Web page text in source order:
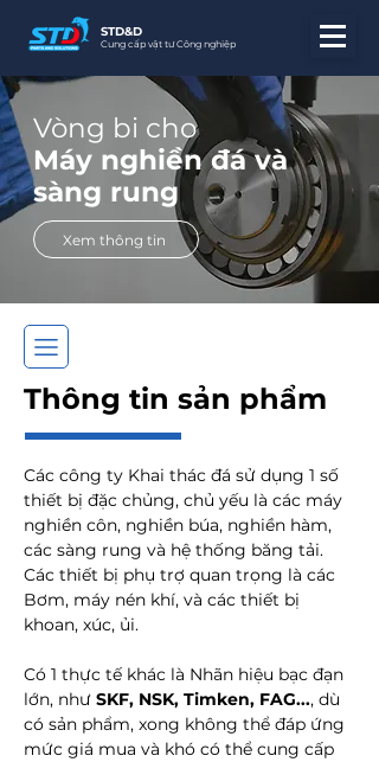
STD&D
Cung cấp vật tư Công nghiệp
Vòng bi cho
Máy nghiền đá và
sàng rung
Xem thông tin
Thông tin sản phẩm
Các công ty Khai thác đá sử dụng 1 số
thiết bị đặc chủng, chủ yếu là các máy
nghiền côn, nghiền búa, nghiền hàm,
các sàng rung và hệ thống băng tải.
Các thiết bị phụ trợ quan trọng là các
Bơm, máy nén khí, và các thiết bị
khoan, xúc, ủi.
Có 1 thực tế khác là Nhãn hiệu bạc đạn
lớn, như SKF, NSK, Timken, FAG..., dù
có sản phẩm, xong không thể đáp ứng
mức giá mua và khó có thể cung cấp